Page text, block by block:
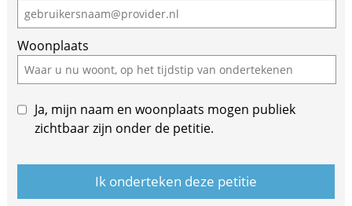
Woonplaats
Ja, mijn naam en woonplaats mogen publiek
zichtbaar zijn onder de petitie.